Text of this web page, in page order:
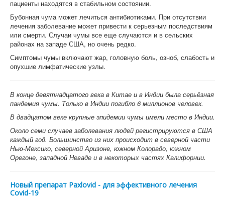
пациенты находятся в стабильном состоянии.
Бубонная чума может лечиться антибиотиками. При отсутствии
лечения заболевание может привести к серьезным последствиям
или смерти. Случаи чумы все еще случаются и в сельских
районах на западе США, но очень редко.
Симптомы чумы включают жар, головную боль, озноб, слабость и
опухшие лимфатические узлы.
В конце девятнадцатого века в Китае и в Индии была серьёзная
пандемия чумы. Только в Индии погибло 6 миллионов человек.
В двадцатом веке крупные эпидемии чумы имели место в Индии.
Около семи случаев заболевания людей регистрируются в США
каждый год. Большинство из них происходит в северной части
Нью-Мексико, северной Аризоне, южном Колорадо, южном
Орегоне, западной Неваде и в некоторых частях Калифорнии.
Новый препарат Paxlovid - для эффективного лечения
Covid-19